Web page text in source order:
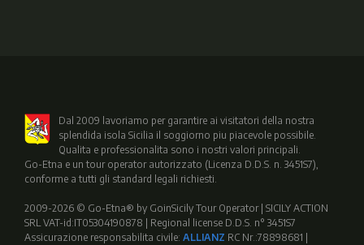
Dal 2009 lavoriamo per garantire ai visitatori della nostra
splendida isola Sicilia il soggiorno piu piacevole possibile.
Qualita e professionalita sono i nostri valori principali.
Go-Etna e un tour operator autorizzato (Licenza D.D.S. n. 3451S7),
conforme a tutti gli standard legali richiesti.
2009-2026 © Go-Etna® by GoinSicily Tour Operator | SICILY ACTION
SRL VAT-id:IT05304190878 | Regional license D.D.S. n° 3451S7
Assicurazione responsabilita civile: ALLIANZ RC Nr.:78898681 |